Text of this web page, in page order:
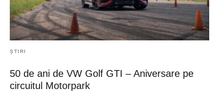
ȘTIRI
50 de ani de VW Golf GTI – Aniversare pe
circuitul Motorpark